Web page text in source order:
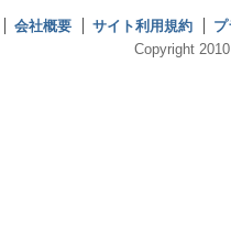
会社概要 サイト利用規約
Copyright